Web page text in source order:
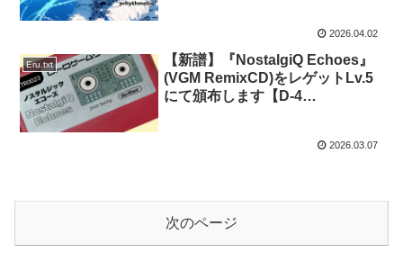
2026.04.02
Eru.txt
【新譜】『NostalgiQ Echoes』
(VGM RemixCD)をレゲットLv.5
にて頒布します【D-4
2026.03.07
次のページ